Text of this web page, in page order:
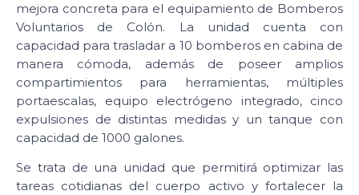
mejora concreta para el equipamiento de Bomberos
Voluntarios de Colón. La unidad cuenta con
capacidad para trasladar a 10 bomberos en cabina de
manera cómoda, además de poseer amplios
compartimientos para herramientas, múltiples
portaescalas, equipo electrógeno integrado, cinco
expulsiones de distintas medidas y un tanque con
capacidad de 1000 galones.
Se trata de una unidad que permitirá optimizar las
tareas cotidianas del cuerpo activo y fortalecer la